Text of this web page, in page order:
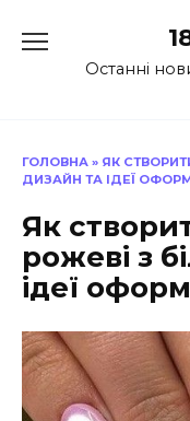
до
Останні
ГОЛОВНА » ЯК
ДИЗАЙН ТА ІДЕЇ
Як
рожеві з
ідеї